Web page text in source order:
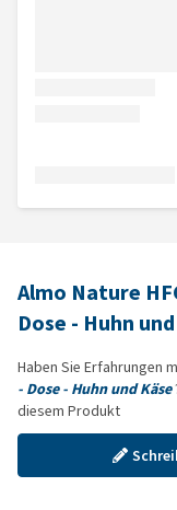
Almo Nature
Dose - Huhn
Haben Sie Erfahrungen
- Dose - Huhn und Käse
diesem Produkt